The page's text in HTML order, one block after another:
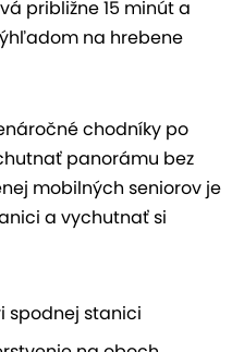
približne 15 minút a
na hrebene
chodníky po
panorámu bez
mobilných seniorov je
a vychutnať si
spodnej stanici